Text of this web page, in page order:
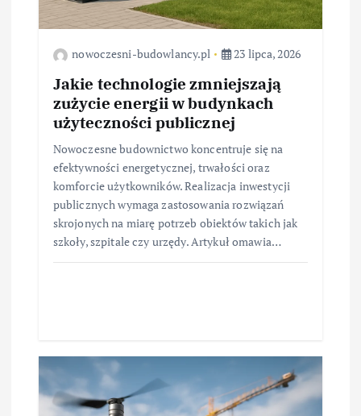
u
nowoczesni-budowlancy.pl 23 lipca, 2026
Jakie technologie zmniejszają
zużycie energii w budynkach
użyteczności publicznej
Nowoczesne budownictwo koncentruje się na
efektywności energetycznej, trwałości oraz
komforcie użytkowników. Realizacja inwestycji
publicznych wymaga zastosowania rozwiązań
skrojonych na miarę potrzeb obiektów takich jak
szkoły, szpitale czy urzędy. Artykuł omawia…